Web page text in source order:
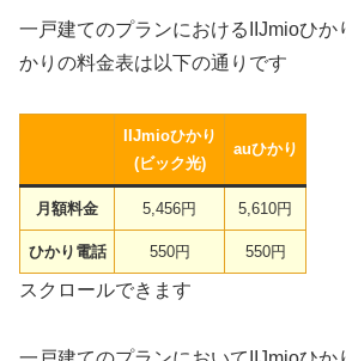
一戸建てのプランにおけるIIJmioひか
かりの料金表は以下の通りです
IIJmioひかり
(ビック光)
auひかり
月額料金 5,456円 5,610円
ひかり電話 550円 550円
スクロールできます